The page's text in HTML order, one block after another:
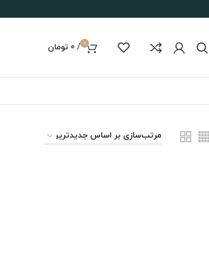
0
/
0 تومان